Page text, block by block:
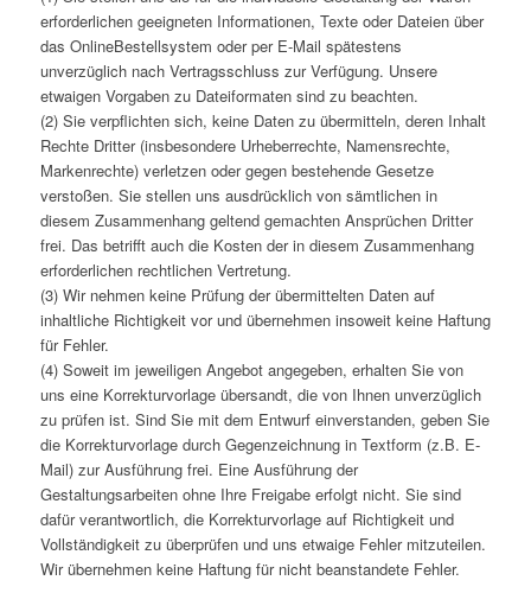
erforderlichen geeigneten Informationen, Texte oder Dateien über
das OnlineBestellsystem oder per E-Mail spätestens
unverzüglich nach Vertragsschluss zur Verfügung. Unsere
etwaigen Vorgaben zu Dateiformaten sind zu beachten.
(2) Sie verpflichten sich, keine Daten zu übermitteln, deren Inhalt
Rechte Dritter (insbesondere Urheberrechte, Namensrechte,
Markenrechte) verletzen oder gegen bestehende Gesetze
verstoßen. Sie stellen uns ausdrücklich von sämtlichen in
diesem Zusammenhang geltend gemachten Ansprüchen Dritter
frei. Das betrifft auch die Kosten der in diesem Zusammenhang
erforderlichen rechtlichen Vertretung.
(3) Wir nehmen keine Prüfung der übermittelten Daten auf
inhaltliche Richtigkeit vor und übernehmen insoweit keine Haftung
für Fehler.
(4) Soweit im jeweiligen Angebot angegeben, erhalten Sie von
uns eine Korrekturvorlage übersandt, die von Ihnen unverzüglich
zu prüfen ist. Sind Sie mit dem Entwurf einverstanden, geben Sie
die Korrekturvorlage durch Gegenzeichnung in Textform (z.B. E-
Mail) zur Ausführung frei. Eine Ausführung der
Gestaltungsarbeiten ohne Ihre Freigabe erfolgt nicht. Sie sind
dafür verantwortlich, die Korrekturvorlage auf Richtigkeit und
Vollständigkeit zu überprüfen und uns etwaige Fehler mitzuteilen.
Wir übernehmen keine Haftung für nicht beanstandete Fehler.